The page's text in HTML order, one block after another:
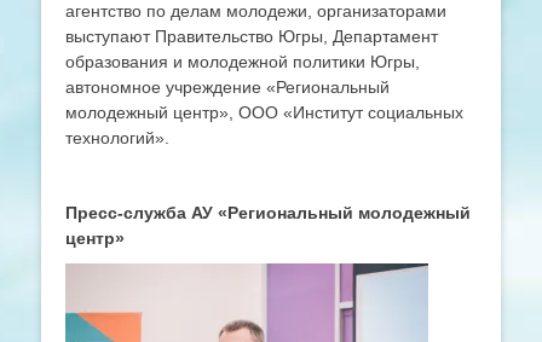
агентство по делам молодежи, организаторами
выступают Правительство Югры, Департамент
образования и молодежной политики Югры,
автономное учреждение «Региональный
молодежный центр», ООО «Институт социальных
технологий».
Пресс-служба АУ «Региональный молодежный
центр»